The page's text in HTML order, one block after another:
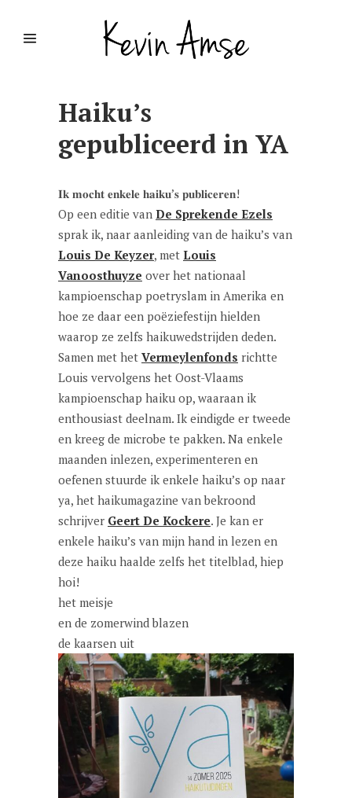
Haiku’s
gepubliceerd in YA
𝐈𝐤 𝐦𝐨𝐜𝐡𝐭 𝐞𝐧𝐤𝐞𝐥𝐞 𝐡𝐚𝐢𝐤𝐮’𝐬 𝐩𝐮𝐛𝐥𝐢𝐜𝐞𝐫𝐞𝐧!
Op een editie van De Sprekende Ezels
sprak ik, naar aanleiding van de haiku’s van
Louis De Keyzer, met Louis
Vanoosthuyze over het nationaal
kampioenschap poetryslam in Amerika en
hoe ze daar een poëziefestijn hielden
waarop ze zelfs haikuwedstrijden deden.
Samen met het Vermeylenfonds richtte
Louis vervolgens het Oost-Vlaams
kampioenschap haiku op, waaraan ik
enthousiast deelnam. Ik eindigde er tweede
en kreeg de microbe te pakken. Na enkele
maanden inlezen, experimenteren en
oefenen stuurde ik enkele haiku’s op naar
ya, het haikumagazine van bekroond
schrijver Geert De Kockere. Je kan er
enkele haiku’s van mijn hand in lezen en
deze haiku haalde zelfs het titelblad, hiep
hoi!
het meisje
en de zomerwind blazen
de kaarsen uit